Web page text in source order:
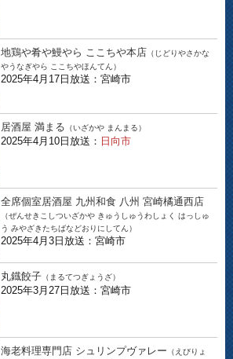
地鶏や肴や鰻やら ここちや本店 （じどりやさかな
やうなぎやら ここちやほんてん）
2025年4月17日放送：宮崎市
居酒屋 満まる （いざかや まんまる）
2025年4月10日放送： 日向市
全席個室居酒屋 九州和食 八州 宮崎橘通西店
（ぜんせきこしついざかや きゅうしゅうわしょく はっしゅ
う みやざきたちばなどおりにしてん）
2025年4月3日放送：宮崎市
丸鐡餃子 （まるてつぎょうざ）
2025年3月27日放送：宮崎市
海老料理専門店 シュリンプヴァレー （えびりょ